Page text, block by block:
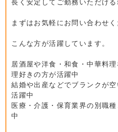
長く安定してご勤務いただける
まずはお気軽にお問い合わせく
こんな方が活躍しています。
居酒屋や洋食・和食・中華料
理好きの方が活躍中
結婚や出産などでブランクが
活躍中
医療・介護・保育業界の別職
中